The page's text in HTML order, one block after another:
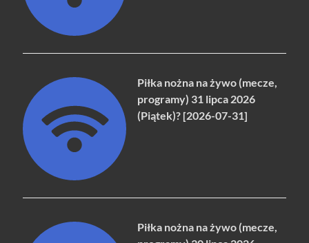
Piłka nożna na żywo (mecze,
programy) 31 lipca 2026
(Piątek)? [2026-07-31]
Piłka nożna na żywo (mecze,